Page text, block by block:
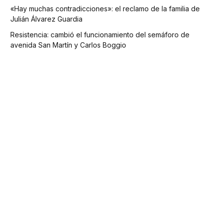
«Hay muchas contradicciones»: el reclamo de la familia de
Julián Álvarez Guardia
Resistencia: cambió el funcionamiento del semáforo de
avenida San Martín y Carlos Boggio